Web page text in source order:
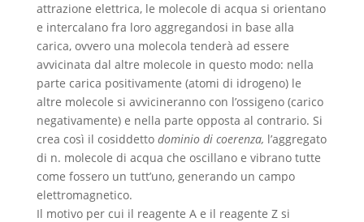
attrazione elettrica, le molecole di acqua si orientano
e intercalano fra loro aggregandosi in base alla
carica, ovvero una molecola tenderà ad essere
avvicinata dal altre molecole in questo modo: nella
parte carica positivamente (atomi di idrogeno) le
altre molecole si avvicineranno con l’ossigeno (carico
negativamente) e nella parte opposta al contrario. Si
crea così il cosiddettodominio di coerenza, l’aggregato
di n. molecole di acqua che oscillano e vibrano tutte
come fossero un tutt’uno, generando un campo
elettromagnetico.
Il motivo per cui il reagente A e il reagente Z si